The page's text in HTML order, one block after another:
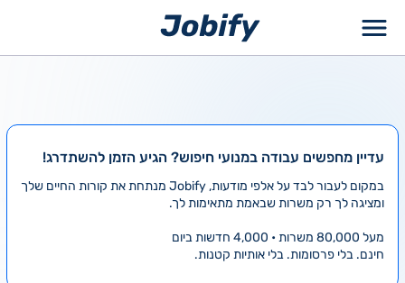
עדיין מחפשים עבודה במנועי חיפוש? הגיע הזמן להשתדרג!
במקום לעבור לבד על אלפי מודעות, Jobify מנתחת את קורות החיים שלך
ומציגה לך רק משרות שבאמת מתאימות לך.
מעל 80,000 משרות • 4,000 חדשות ביום
חינם. בלי פרסומות. בלי אותיות קטנות.